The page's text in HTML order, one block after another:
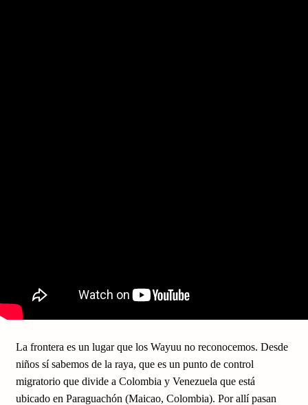
La frontera es un lugar que los Wayuu no reconocemos. Desde
niños sí sabemos de la raya, que es un punto de control
migratorio que divide a Colombia y Venezuela que está
ubicado en Paraguachón (Maicao, Colombia). Por allí pasan